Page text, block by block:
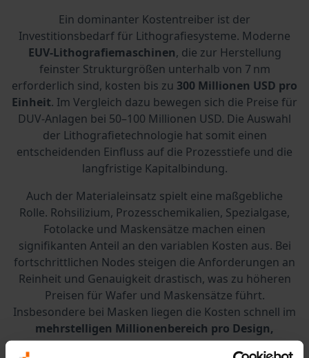
Ein dominanter Kostentreiber ist der
Investitionsbedarf für Lithografiesysteme. Moderne
EUV-Lithografiemaschinen, die zur Herstellung
feinster Strukturgrößen unterhalb von 7 nm
erforderlich sind, kosten bis zu 300 Millionen USD pro
Einheit. Im Vergleich dazu bewegen sich die Preise für
DUV-Anlagen bei 50–100 Millionen USD. Die Auswahl
der Lithografietechnologie hat somit einen
entscheidenden Einfluss auf die Prozesstiefe und die
langfristige Kapitalbindung.
Auch der Materialeinsatz spielt eine maßgebliche
Rolle. Rohsilizium, Prozesschemikalien, Spezialgase,
Fotolacke und Maskensätze machen einen
signifikanten Anteil an den variablen Kosten aus. Bei
fortschrittlichen Nodes steigen die Anforderungen an
Reinheit und Genauigkeit drastisch, was zu höheren
Preisen für Wafer und Maskensätze führt.
Insbesondere bei Masken liegen die Kosten schnell im
mehrstelligen Millionenbereich pro Design,
abhängig von Layer-Anzahl und Toleranzen.